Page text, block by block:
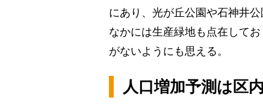
にあり、光が丘公園や石神井
なかには生産緑地も点在して
がないようにも思える。
人口増加予測は区